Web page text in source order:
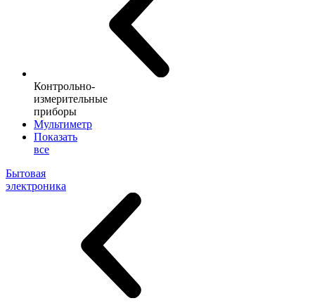
Контрольно-
измерительные
приборы
Мультиметр
Показать
все
Бытовая
электроника